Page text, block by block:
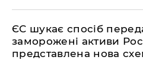
ЄС шукає спосіб
заморожені активи
представлена ​​нова